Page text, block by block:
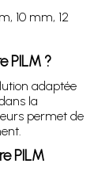
10 mm, 12
PILM ?
adaptée
la
permet de
PILM